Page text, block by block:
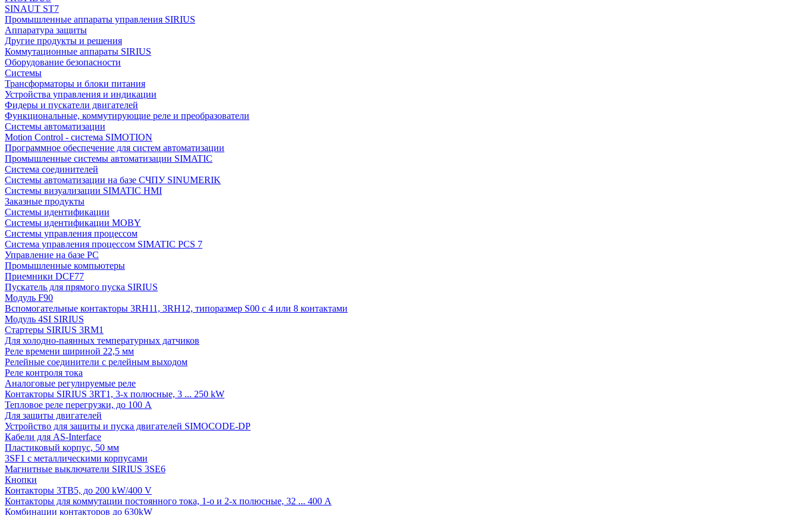
SINAUT ST7
Промышленные аппараты управления SIRIUS
Аппаратура защиты
Другие продукты и решения
Коммутационные аппараты SIRIUS
Оборудование безопасности
Системы
Трансформаторы и блоки питания
Устройства управления и индикации
Фидеры и пускатели двигателей
Функциональные, коммутирующие реле и преобразователи
Системы автоматизации
Motion Control - система SIMOTION
Программное обеспечение для систем автоматизации
Промышленные системы автоматизации SIMATIC
Система соединителей
Системы автоматизации на базе СЧПУ SINUMERIK
Системы визуализации SIMATIC HMI
Заказные продукты
Системы идентификации
Системы идентификации MOBY
Системы управления процессом
Система управления процессом SIMATIC PCS 7
Управление на базе РС
Промышленные компьютеры
Приемники DCF77
Пускатель для прямого пуска SIRIUS
Модуль F90
Вспомогательные контакторы 3RH11, 3RH12, типоразмер S00 с 4 или 8 контактами
Модуль 4SI SIRIUS
Стартеры SIRIUS 3RM1
Для холодно-паянных температурных датчиков
Реле времени шириной 22,5 мм
Релейные соединители с релейным выходом
Реле контроля тока
Аналоговые регулируемые реле
Контакторы SIRIUS 3RT1, 3-х полюсные, 3 ... 250 kW
Тепловое реле перегрузки, до 100 A
Для защиты двигателей
Устройство для защиты и пуска двигателей SIMOCODE-DP
Кабели для AS-Interface
Пластиковый корпус, 50 мм
3SF1 с металлическими корпусами
Магнитные выключатели SIRIUS 3SE6
Кнопки
Контакторы 3TB5, до 200 kW/400 V
Контакторы для коммутации постоянного тока, 1-о и 2-х полюсные, 32 ... 400 A
Комбинации контакторов до 630kW